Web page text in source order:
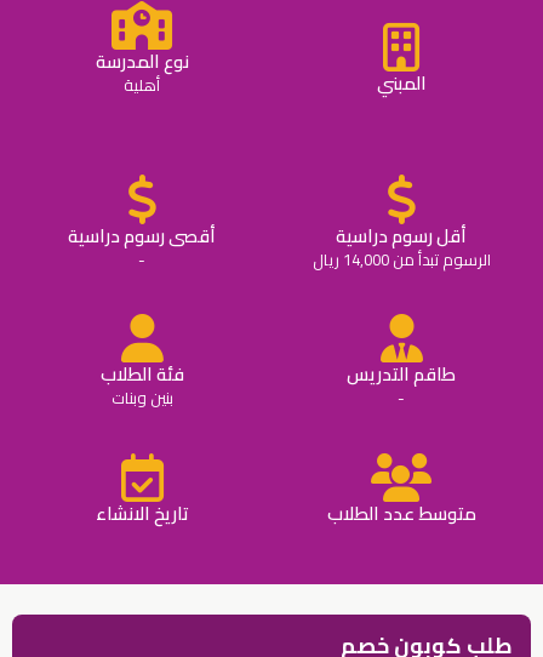
المبني
نوع المدرسة
أهلية
أقل رسوم دراسية
الرسوم تبدأ من 14,000 ريال
أقصى رسوم دراسية
-
طاقم التدريس
-
فئة الطلاب
بنين وبنات
متوسط عدد الطلاب تاريخ الانشاء
طلب كوبون خصم